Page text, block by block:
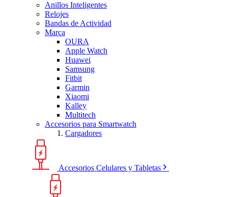
Anillos Inteligentes
Relojes
Bandas de Actividad
Marca
OURA
Apple Watch
Huawei
Samsung
Fitbit
Garmin
Xiaomi
Kalley
Multitech
Accesorios para Smartwatch
Cargadores
Accesorios Celulares y Tabletas